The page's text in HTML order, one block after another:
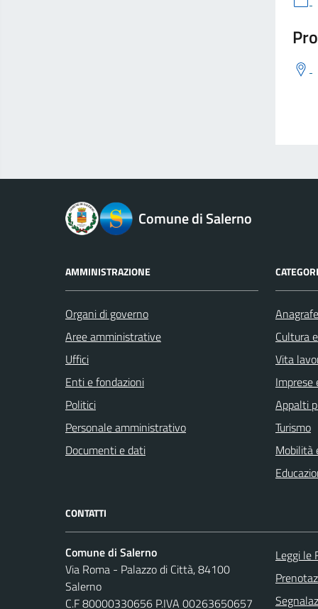
logo Unione EuropeaComune di Salerno
AMMINISTRAZIONE
Organi di governo
Aree amministrative
Uffici
Enti e fondazioni
Politici
Personale amministrativo
Documenti e dati
Cultura
Vita
Imprese
Appalti
Turismo
Mobilità
CONTATTI
Comune di Salerno
Via Roma - Palazzo di Città, 84100
Salerno
C.F 80000330656 P.IVA 00263650657
Leggi le